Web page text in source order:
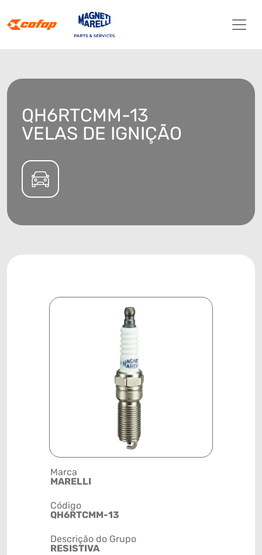
QH6RTCMM-13
VELAS DE IGNIÇÃO
Marca
MARELLI
Código
QH6RTCMM-13
Descrição do Grupo
RESISTIVA